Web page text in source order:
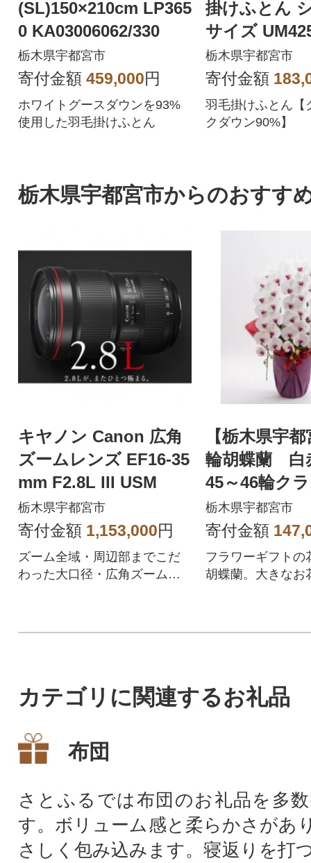
(SL)150×210cm LP365
0 KA03006062/330
栃木県宇都宮市
寄付金額 459,000円
ホワイトグースダウンを93%
使用した羽毛掛けふとん
掛けふとん
サイズ
003012/A10
栃木県宇都宮市
寄付金額
羽毛掛けふとん【
クダウン90%】
栃木県宇都宮市からのおすす
キヤノン Canon 広角
ズームレンズ EF16-35
mm F2.8L III USM
栃木県宇都宮市
寄付金額 1,153,000円
ズーム全域・周辺部までこだ
わった大口径・広角ズームレ
【栃木県宇
輪胡蝶蘭 白
45～46輪ク
栃木県宇都宮市
寄付金額
フラワーギフトの
胡蝶蘭。大きなお
カテゴリに関連するお礼品
布団
さとふるでは布団のお礼品を多
す。ボリューム感と柔らかさがあ
さしく包み込みます。寝返りを打